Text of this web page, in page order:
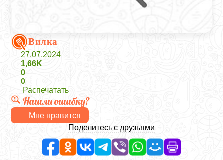
Вилка
27.07.2024
1,66K
0
0
Распечатать
Нашли ошибку?
Мне нравится
Поделитесь с друзьями